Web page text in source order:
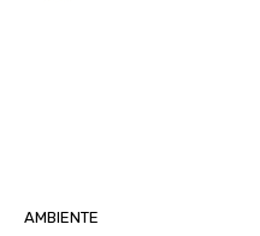
AMBIENTE